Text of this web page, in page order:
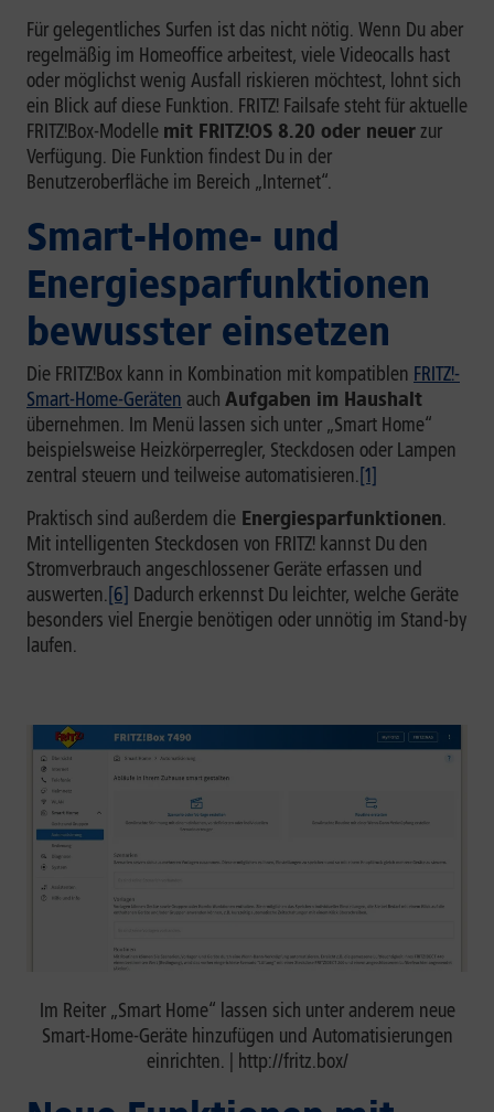
Für gelegentliches Surfen ist das nicht nötig. Wenn Du aber
regelmäßig im Homeoffice arbeitest, viele Videocalls hast
oder möglichst wenig Ausfall riskieren möchtest, lohnt sich
ein Blick auf diese Funktion. FRITZ! Failsafe steht für aktuelle
FRITZ!Box-Modelle mit FRITZ!OS 8.20 oder neuerzur
Verfügung. Die Funktion findest Du in der
Benutzeroberfläche im Bereich „Internet“.
Smart-Home- und
Energiesparfunktionen
bewusster einsetzen
Die FRITZ!Box kann in Kombination mit kompatiblen FRITZ!-
Smart-Home-Geräten auch Aufgaben im Haushalt
übernehmen. Im Menü lassen sich unter „Smart Home“
beispielsweise Heizkörperregler, Steckdosen oder Lampen
zentral steuern und teilweise automatisieren.[1]
Praktisch sind außerdem die Energiesparfunktionen.
Mit intelligenten Steckdosen von FRITZ! kannst Du den
Stromverbrauch angeschlossener Geräte erfassen und
auswerten.[6] Dadurch erkennst Du leichter, welche Geräte
besonders viel Energie benötigen oder unnötig im Stand-by
laufen.
Im Reiter „Smart Home“ lassen sich unter anderem neue
Smart-Home-Geräte hinzufügen und Automatisierungen
einrichten. | http://fritz.box/